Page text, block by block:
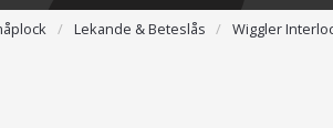
Lekande & Beteslås Wiggler